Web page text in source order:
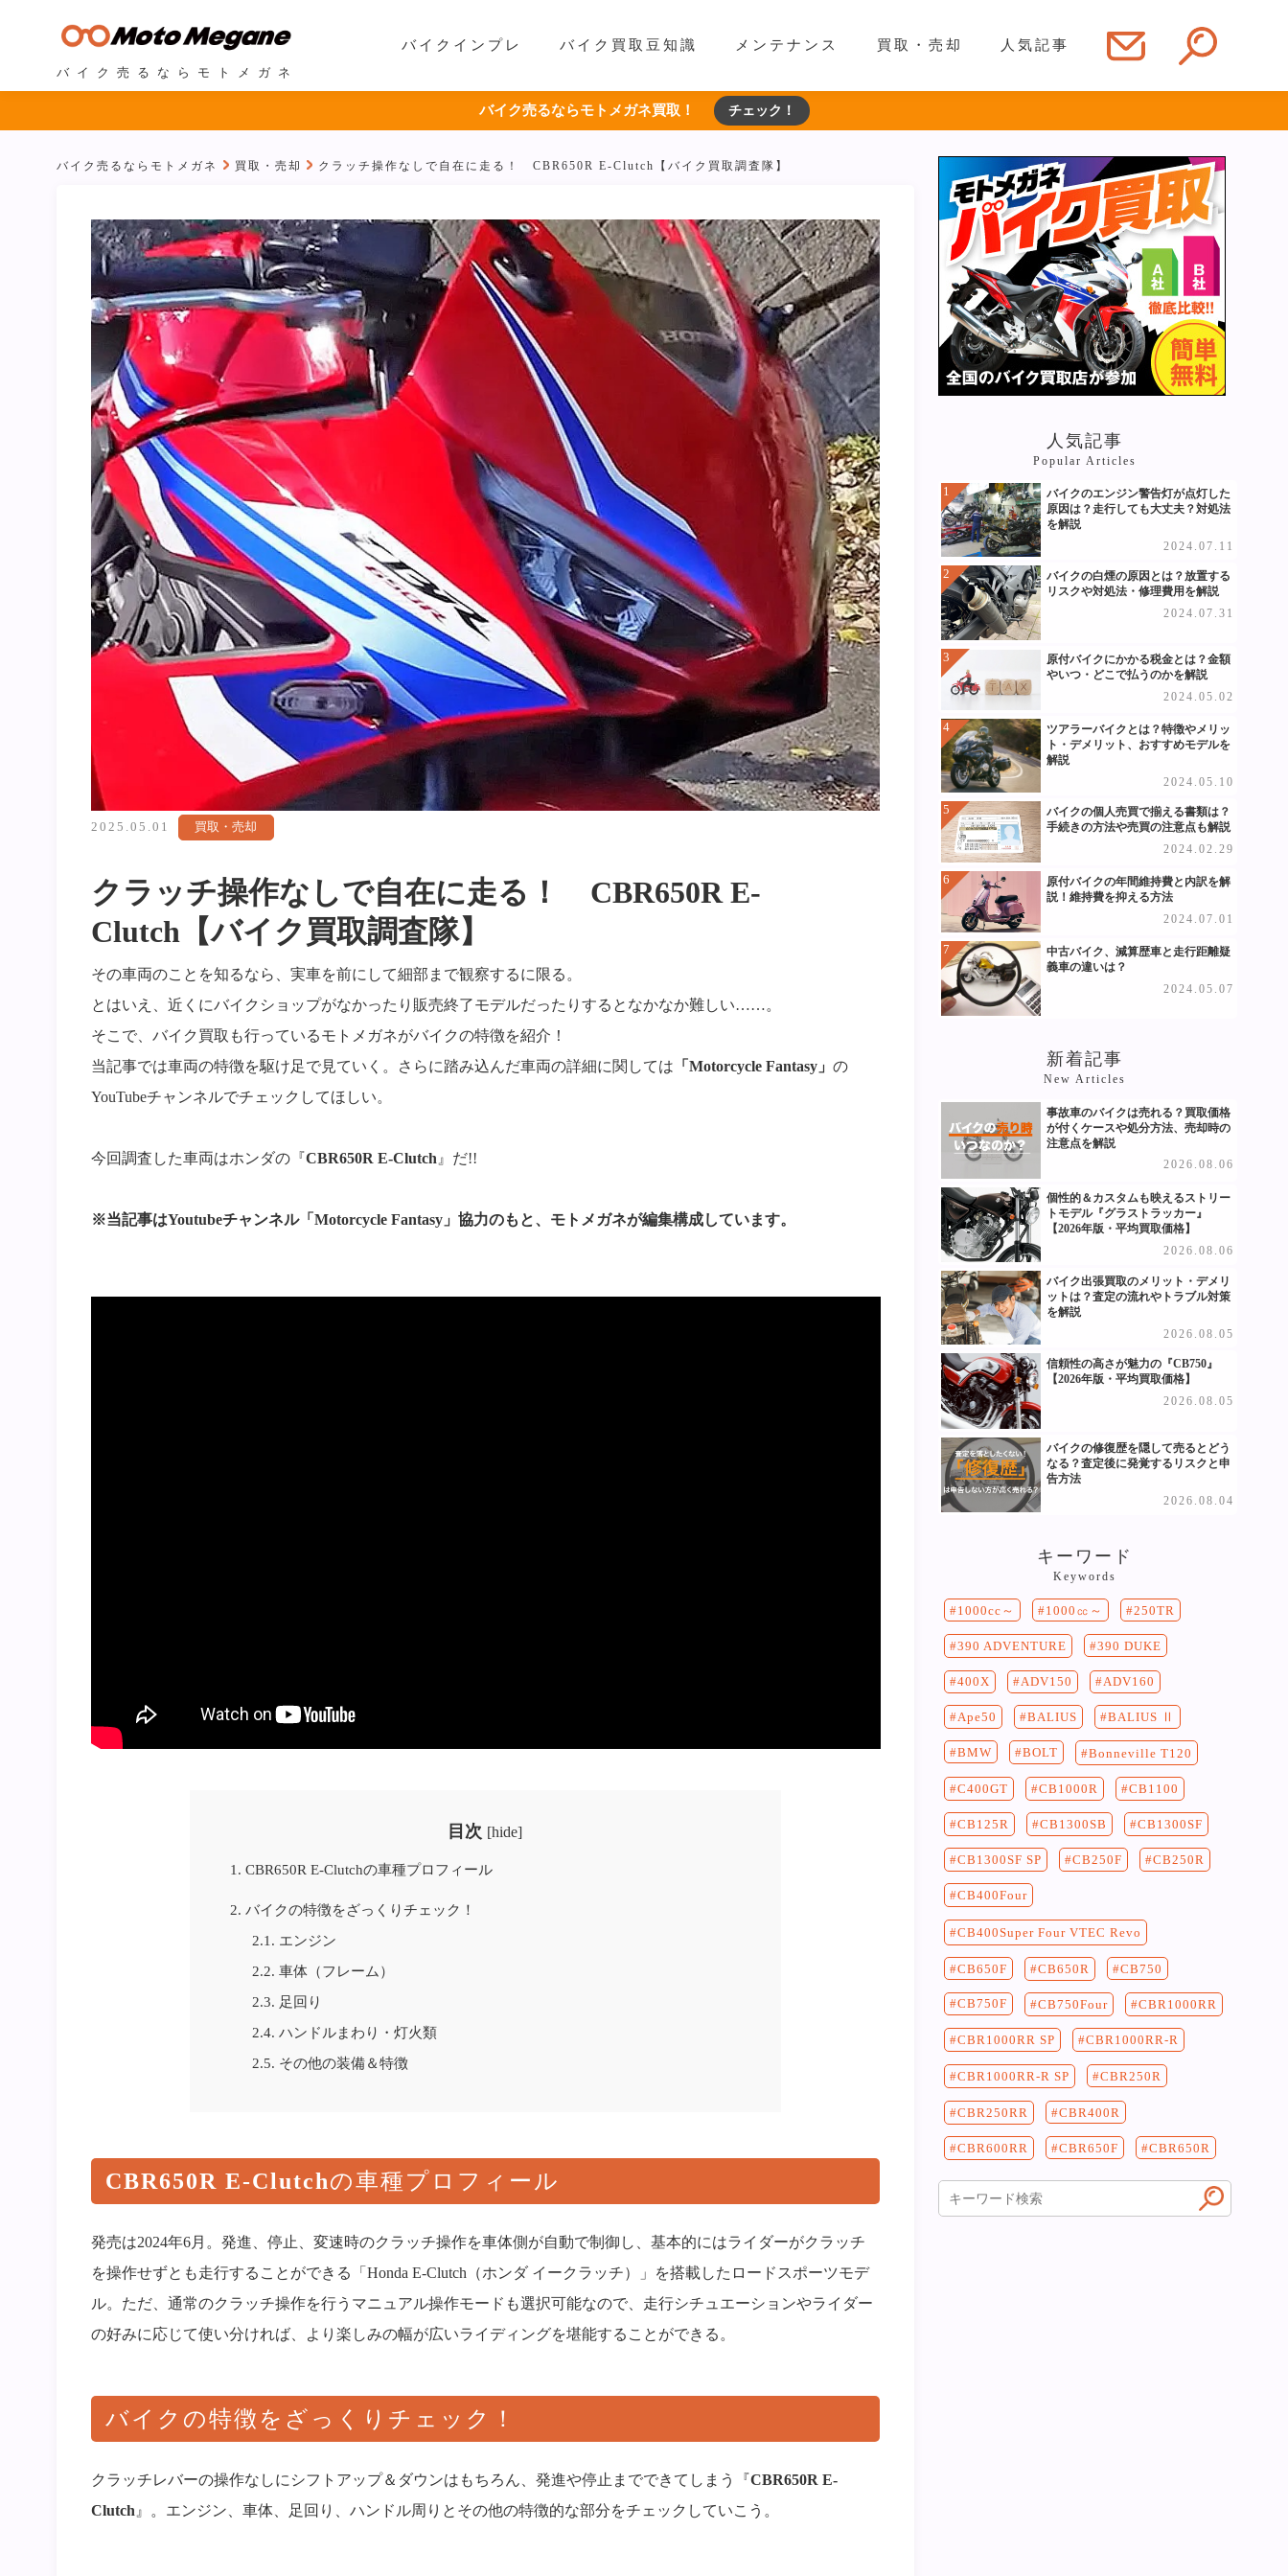
バイク売るならモトメガネ
バイクインプレ バイク買取豆知識 メンテナンス 買取・売却 人気記事
バイク売るならモトメガネ買取！ チェック！
バイク売るならモトメガネ 買取・売却 クラッチ操作なしで自在に走る！ CBR650R E-Clutch【バイク買取調査隊】
2025.05.01 買取・売却
クラッチ操作なしで自在に走る！ CBR650R E-
Clutch【バイク買取調査隊】
その車両のことを知るなら、実車を前にして細部まで観察するに限る。
とはいえ、近くにバイクショップがなかったり販売終了モデルだったりするとなかなか難しい……。
そこで、バイク買取も行っているモトメガネがバイクの特徴を紹介！
当記事では車両の特徴を駆け足で見ていく。さらに踏み込んだ車両の詳細に関しては 「Motorcycle Fantasy」 の
YouTubeチャンネルでチェックしてほしい。
今回調査した車両はホンダの『CBR650R E-Clutch 』だ!!
※当記事はYoutubeチャンネル「Motorcycle Fantasy」協力のもと、モトメガネが編集構成しています。
目次 [hide]
1. CBR650R E-Clutchの車種プロフィール
2. バイクの特徴をざっくりチェック！
2.1. エンジン
2.2. 車体（フレーム）
2.3. 足回り
2.4. ハンドルまわり・灯火類
2.5. その他の装備＆特徴
CBR650R E-Clutchの車種プロフィール
発売は2024年6月。発進、停止、変速時のクラッチ操作を車体側が自動で制御し、基本的にはライダーがクラッチ
を操作せずとも走行することができる「Honda E-Clutch（ホンダ イークラッチ）」を搭載したロードスポーツモデ
ル。ただ、通常のクラッチ操作を行うマニュアル操作モードも選択可能なので、走行シチュエーションやライダー
の好みに応じて使い分ければ、より楽しみの幅が広いライディングを堪能することができる。
バイクの特徴をざっくりチェック！
クラッチレバーの操作なしにシフトアップ＆ダウンはもちろん、発進や停止までできてしまう『CBR650R E-
Clutch 』。エンジン、車体、足回り、ハンドル周りとその他の特徴的な部分をチェックしていこう。
人気記事
Popular Articles
バイクのエンジン警告灯が点灯した
原因は？走行しても大丈夫？対処法
を解説
2024.07.11
バイクの白煙の原因とは？放置する
リスクや対処法・修理費用を解説
2024.07.31
原付バイクにかかる税金とは？金額
やいつ・どこで払うのかを解説
2024.05.02
ツアラーバイクとは？特徴やメリッ
ト・デメリット、おすすめモデルを
解説
2024.05.10
バイクの個人売買で揃える書類は？
手続きの方法や売買の注意点も解説
2024.02.29
原付バイクの年間維持費と内訳を解
説！維持費を抑える方法
2024.07.01
中古バイク、減算歴車と走行距離疑
義車の違いは？
2024.05.07
新着記事
New Articles
事故車のバイクは売れる？買取価格
が付くケースや処分方法、売却時の
注意点を解説
2026.08.06
個性的＆カスタムも映えるストリー
トモデル『グラストラッカー』
【2026年版・平均買取価格】
2026.08.06
バイク出張買取のメリット・デメリ
ットは？査定の流れやトラブル対策
を解説
2026.08.05
信頼性の高さが魅力の『CB750』
【2026年版・平均買取価格】
2026.08.05
バイクの修復歴を隠して売るとどう
なる？査定後に発覚するリスクと申
告方法
2026.08.04
キーワード
Keywords
1000cc～ 1000㏄～ 250TR
390 ADVENTURE 390 DUKE
400X ADV150 ADV160
Ape50 BALIUS BALIUS Ⅱ
BMW BOLT Bonneville T120
C400GT CB1000R CB1100
CB125R CB1300SB CB1300SF
CB1300SF SP CB250F CB250R
CB400Four
CB400Super Four VTEC Revo
CB650F CB650R CB750
CB750F CB750Four CBR1000RR
CBR1000RR SP CBR1000RR-R
CBR1000RR-R SP CBR250R
CBR250RR CBR400R
CBR600RR CBR650F CBR650R